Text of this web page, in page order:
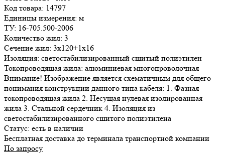
Код товара: 14797
Единицы измерения: м
ТУ: 16-705.500-2006
Количество жил: 3
Сечение жил: 3х120+1х16
Изоляция: светостабилизированный сшитый полиэтилен
Токопроводящая жила: алюминиевая многопроволочная
Внимание! Изображение является схематичным для общего
понимания конструкции данного типа кабеля: 1. Фазная
токопроводящая жила 2. Несущая нулевая изолированная
жила 3. Стальной сердечник 4. Изоляция из
светостабилизированного сшитого полиэтилена
Статус: есть в наличии
Бесплатная доставка до терминала транспортной компании
По запросу